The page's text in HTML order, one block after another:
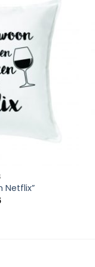
Add to
Netflix”